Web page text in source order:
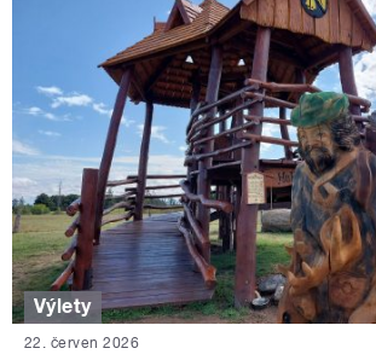
Výlety
22. červen 2026